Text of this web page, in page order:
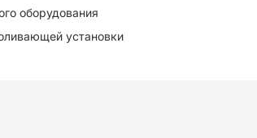
оборудования
установки